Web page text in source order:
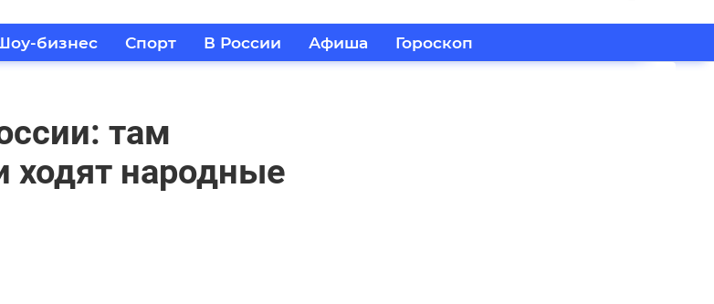
бизнес Спорт В России Афиша Гороскоп
там
ходят народные